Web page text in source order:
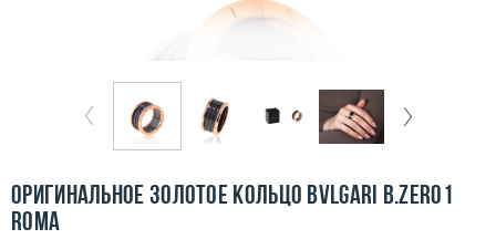
Покупка и оплата
О компании
Контакты
Оригинальное золотое кольцо Bvlgari B.Zero1
Roma